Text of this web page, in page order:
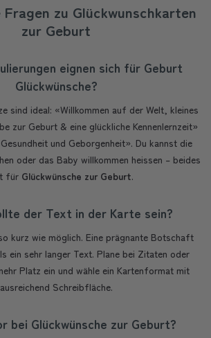
zu Glückwunschkarten
zur Geburt
eignen sich für Geburt
Glückwünsche?
sind ideal: «Willkommen auf der Welt, kleines
zur Geburt & eine glückliche Kennenlernzeit»
und Geborgenheit». Du kannst die
oder das Baby willkommen heissen – beides
für Glückwünsche zur Geburt.
der Text in der Karte sein?
kurz wie möglich. Eine prägnante Botschaft
ein sehr langer Text. Plane bei Zitaten oder
Platz ein und wähle ein Kartenformat mit
ausreichend Schreibfläche.
bei Glückwünsche zur Geburt?